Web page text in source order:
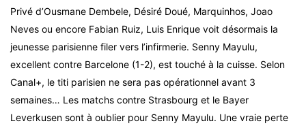
Privé d’Ousmane Dembele, Désiré Doué, Marquinhos, Joao
Neves ou encore Fabian Ruiz, Luis Enrique voit désormais la
jeunesse parisienne filer vers l’infirmerie. Senny Mayulu,
excellent contre Barcelone (1-2), est touché à la cuisse. Selon
Canal+, le titi parisien ne sera pas opérationnel avant 3
semaines… Les matchs contre Strasbourg et le Bayer
Leverkusen sont à oublier pour Senny Mayulu. Une vraie perte